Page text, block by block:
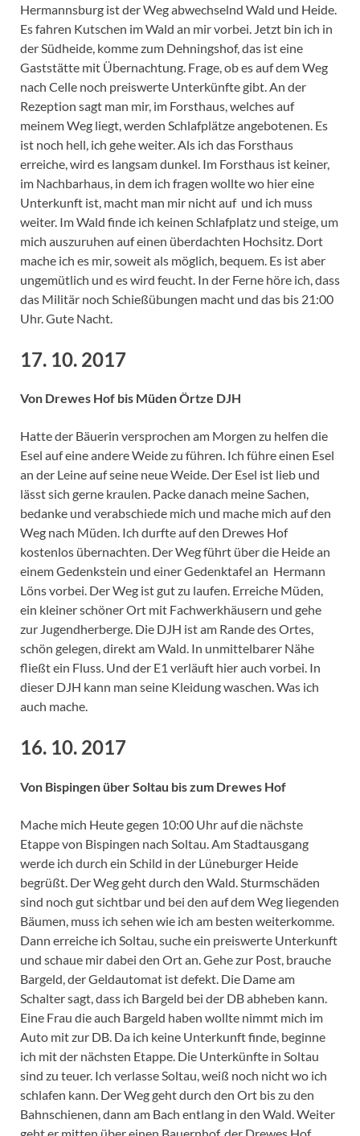
Hermannsburg ist der Weg abwechselnd Wald und Heide.
Es fahren Kutschen im Wald an mir vorbei. Jetzt bin ich in
der Südheide, komme zum Dehningshof, das ist eine
Gaststätte mit Übernachtung. Frage, ob es auf dem Weg
nach Celle noch preiswerte Unterkünfte gibt. An der
Rezeption sagt man mir, im Forsthaus, welches auf
meinem Weg liegt, werden Schlafplätze angebotenen. Es
ist noch hell, ich gehe weiter. Als ich das Forsthaus
erreiche, wird es langsam dunkel. Im Forsthaus ist keiner,
im Nachbarhaus, in dem ich fragen wollte wo hier eine
Unterkunft ist, macht man mir nicht auf und ich muss
weiter. Im Wald finde ich keinen Schlafplatz und steige, um
mich auszuruhen auf einen überdachten Hochsitz. Dort
mache ich es mir, soweit als möglich, bequem. Es ist aber
ungemütlich und es wird feucht. In der Ferne höre ich, dass
das Militär noch Schießübungen macht und das bis 21:00
Uhr. Gute Nacht.
17. 10. 2017
Von Drewes Hof bis Müden Örtze DJH
Hatte der Bäuerin versprochen am Morgen zu helfen die
Esel auf eine andere Weide zu führen. Ich führe einen Esel
an der Leine auf seine neue Weide. Der Esel ist lieb und
lässt sich gerne kraulen. Packe danach meine Sachen,
bedanke und verabschiede mich und mache mich auf den
Weg nach Müden. Ich durfte auf den Drewes Hof
kostenlos übernachten. Der Weg führt über die Heide an
einem Gedenkstein und einer Gedenktafel an Hermann
Löns vorbei. Der Weg ist gut zu laufen. Erreiche Müden,
ein kleiner schöner Ort mit Fachwerkhäusern und gehe
zur Jugendherberge. Die DJH ist am Rande des Ortes,
schön gelegen, direkt am Wald. In unmittelbarer Nähe
fließt ein Fluss. Und der E1 verläuft hier auch vorbei. In
dieser DJH kann man seine Kleidung waschen. Was ich
auch mache.
16. 10. 2017
Von Bispingen über Soltau bis zum Drewes Hof
Mache mich Heute gegen 10:00 Uhr auf die nächste
Etappe von Bispingen nach Soltau. Am Stadtausgang
werde ich durch ein Schild in der Lüneburger Heide
begrüßt. Der Weg geht durch den Wald. Sturmschäden
sind noch gut sichtbar und bei den auf dem Weg liegenden
Bäumen, muss ich sehen wie ich am besten weiterkomme.
Dann erreiche ich Soltau, suche ein preiswerte Unterkunft
und schaue mir dabei den Ort an. Gehe zur Post, brauche
Bargeld, der Geldautomat ist defekt. Die Dame am
Schalter sagt, dass ich Bargeld bei der DB abheben kann.
Eine Frau die auch Bargeld haben wollte nimmt mich im
Auto mit zur DB. Da ich keine Unterkunft finde, beginne
ich mit der nächsten Etappe. Die Unterkünfte in Soltau
sind zu teuer. Ich verlasse Soltau, weiß noch nicht wo ich
schlafen kann. Der Weg geht durch den Ort bis zu den
Bahnschienen, dann am Bach entlang in den Wald. Weiter